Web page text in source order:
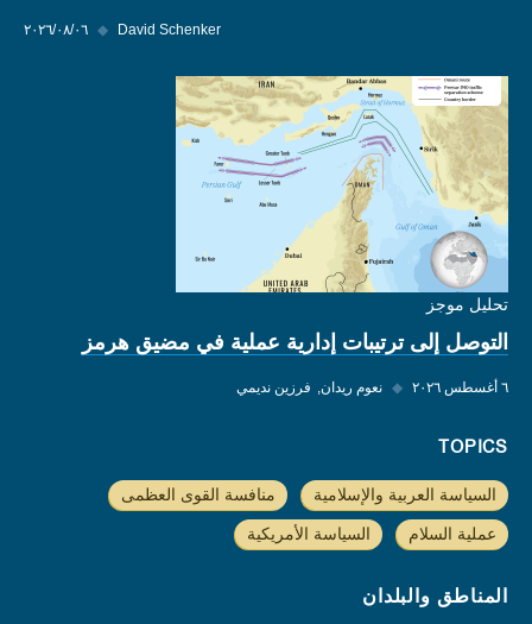
٠٦‏/٠٨‏/٢٠٢٦ ◆ David Schenker
تحليل موجز
التوصل إلى ترتيبات إدارية عملية في مضيق هرمز
٦ أغسطس ٢٠٢٦ ◆ نعوم ريدان فرزين نديمي
TOPICS
السياسة العربية والإسلامية منافسة القوى العظمى
عملية السلام السياسة الأمريكية
المناطق والبلدان